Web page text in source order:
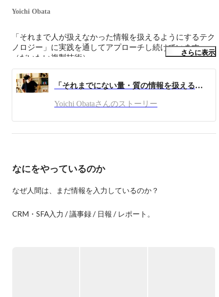
Yoichi Obata
「それまで人が扱えなかった情報を扱えるようにするテク
ノロジー」に実践を通してアプローチし続けています。
（だいたい複製技術）
人と世界の接点・媒介・インターフェースや複製され扱わ
れるものに興味があります。
https://anchor.fm/miraise/episodes/10--pickupon-eiekai/a-a30hjot
さらに表示
「それまでにない量・質の情報を扱えるテクノロジーで新たな地平を切り開く！」モノづくりのはじまりから起業、今後のビジョンまで。
Yoichi Obataさんのストーリー
なにをやっているのか
なぜ人間は、まだ情報を入力しているのか？
CRM・SFA入力 / 議事録 / 日報 / レポート。